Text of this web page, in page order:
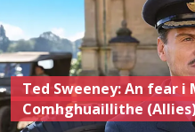
Ted Sweeney: An fear i
Comhghuaillithe